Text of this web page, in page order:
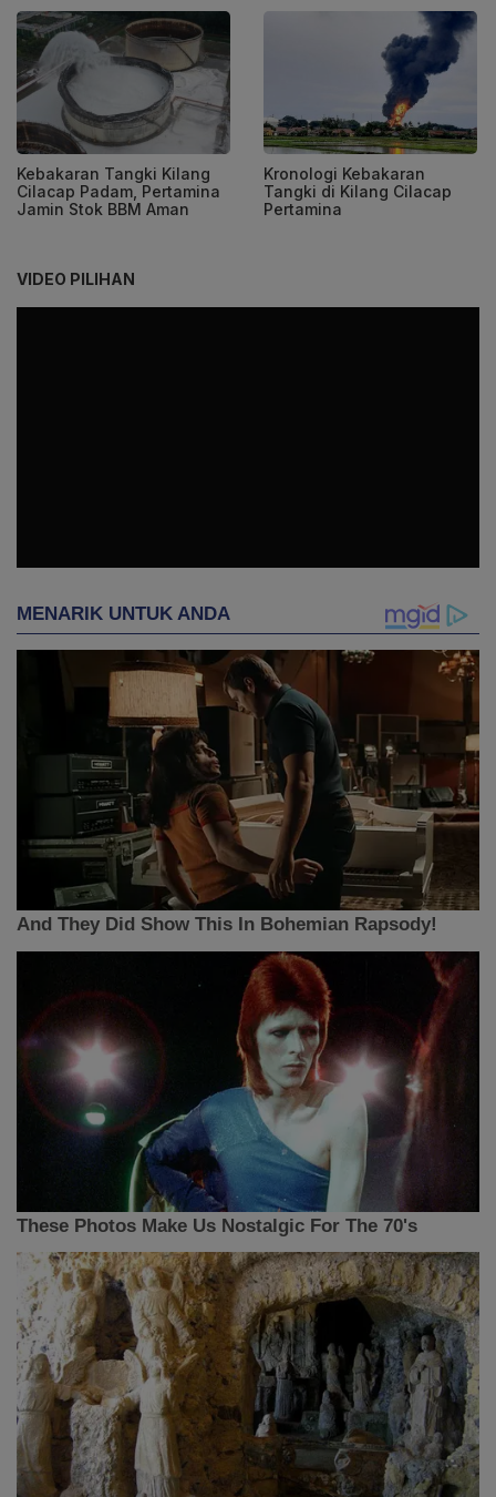
Kebakaran Tangki Kilang
Cilacap Padam, Pertamina
Jamin Stok BBM Aman
Kronologi Kebakaran
Tangki di Kilang Cilacap
Pertamina
VIDEO PILIHAN